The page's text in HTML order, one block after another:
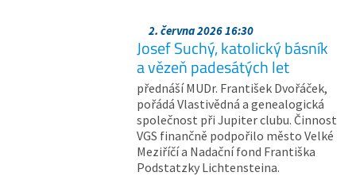
2. června 2026 16:30
Josef Suchý, katolický básník
a vězeň padesátých let
přednáší MUDr. František Dvořáček,
pořádá Vlastivědná a genealogická
společnost při Jupiter clubu. Činnost
VGS finančně podpořilo město Velké
Meziříčí a Nadační fond Františka
Podstatzky Lichtensteina.